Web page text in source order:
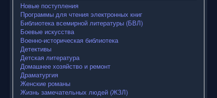
Новые поступления
Программы для чтения электронных книг
Библиотека всемирной литературы (БВЛ)
Боевые искусства
Военно-историческая библиотека
Детективы
Детская литература
Домашнее хозяйство и ремонт
Драматургия
Женские романы
Жизнь замечательных людей (ЖЗЛ)